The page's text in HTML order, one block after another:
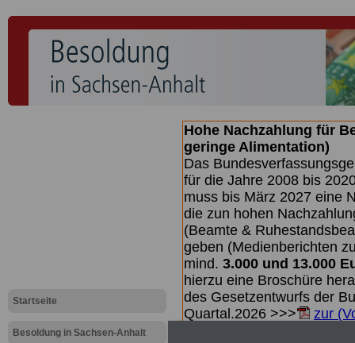
Startseite
Besoldung in Sachsen-Anhalt
Hohe Nachzahlung für
geringe Alimentation)
Das
für die Jahre 2008 bis
muss bis März 2027 eine
die zun hohen
(Beamte &
geben (Medienberichten
mind. 3.000 und 13.000
hierzu eine Broschüre
des Gesetzentwurfs der
Quartal.2026 >>>
zur